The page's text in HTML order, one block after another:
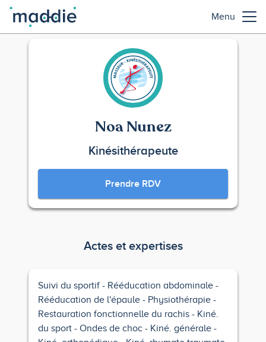
Menu
Noa Nunez
Kinésithérapeute
Prendre RDV
Actes et expertises
Suivi du sportif
Rééducation abdominale
Rééducation de l'épaule
Physiothérapie
Restauration fonctionnelle du rachis
Kiné.
du sport
Ondes de choc
Kiné. générale